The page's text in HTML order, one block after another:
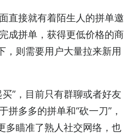
直接就有着陌生人的拼单邀
成拼单，获得更低价格的商
，则需要用户大量拉来新用
”，目前只有群聊或者好友
拼多多的拼单和“砍一刀”，
多瞄准了熟人社交网络，也